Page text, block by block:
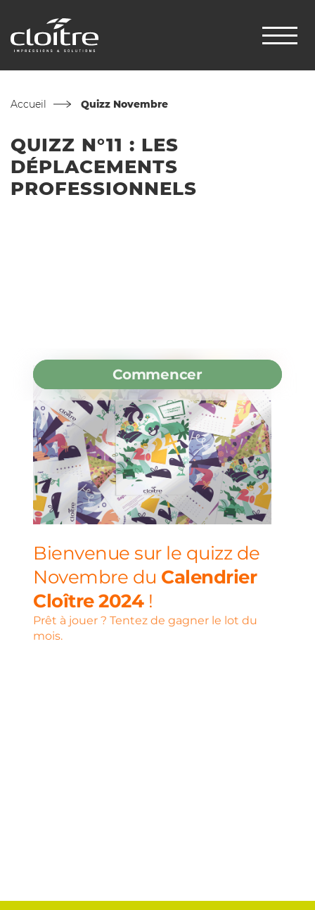
Accueil Quizz Novembre
QUIZZ N°11 : LES
DÉPLACEMENTS
PROFESSIONNELS